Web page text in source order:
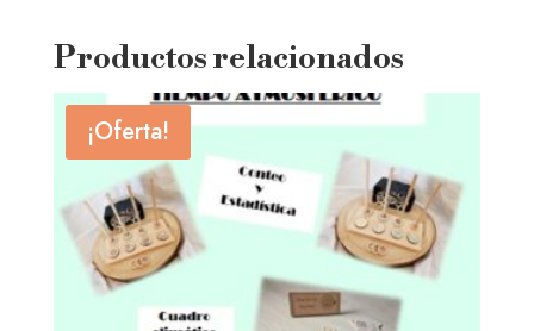
Productos relacionados
¡Oferta!